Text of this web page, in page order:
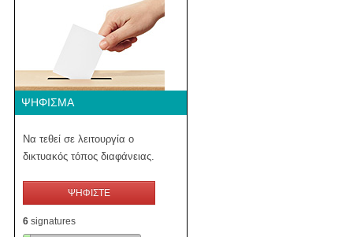
ΨΉΦΙΣΜΑ
Να τεθεί σε λειτουργία ο
δικτυακός τόπος διαφάνειας.
ΨΗΦΙΣΤΕ
6 signatures